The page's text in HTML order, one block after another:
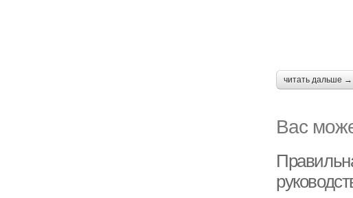
читать дальше →
Вас